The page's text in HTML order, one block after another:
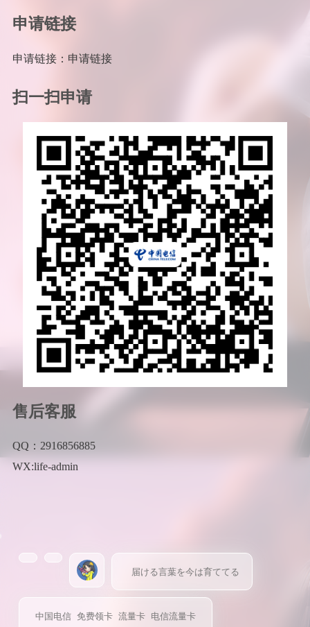
申请链接
申请链接：申请链接
扫一扫申请
售后客服
QQ：2916856885
WX:life-admin
届ける言葉を今は育ててる
中国电信 免费领卡 流量卡 电信流量卡